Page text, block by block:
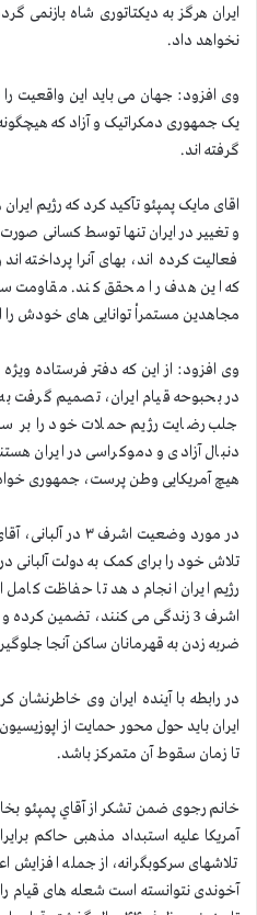
ایران هرگز به دیکتاتوری شاه بازنمی
نخواهد داد.
وی افزود: جهان می باید این واقعیت
یک جمهوری دمکراتیک و آزاد که
گرفته اند.
اقای مایک پمپئو تآکید کرد که رژیم
و تغییر در ایران تنها توسط کسانی
فعالیت کرده اند،‌ بهای آنرا پرداخته
که این هدف را محقق کند. مقاومت
مجاهدین مستمراْ توانایی های خودش
وی افزود: از این که دفتر فرستاده
در بحبوحه قیام ایران، تصمیم گرفت
جلب رضایت رژیم حملات خود را بر
دنبال آزادی و دموکراسی در ایران
هیچ آمریکایی وطن پرست، جمهوری خواه
در مورد وضعیت
تلاش خود را برای کمک به دولت آلبانی
رژیم ایران انجام دهد تا حفاظت کامل
اشرف 3 زندگی می کنند، تضمین
ضربه زدن به قهرمانان ساکن آنجا
در رابطه با آینده ایران وی
ایران باید حول محور حمایت از
تا زمان سقوط آن متمرکز باشد.
خانم رجوی ضمن تشكر از آقاي پمپئو
آمريكا علیه استبداد مذهبی حاکم
تلاشهای سرکوبگرانه،‌ از جمله افزایش
آخوندی نتوانسته است شعله های